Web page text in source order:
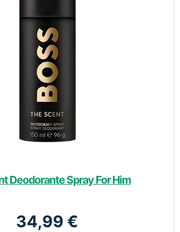
Deodorante Spray For Him
34,99 €